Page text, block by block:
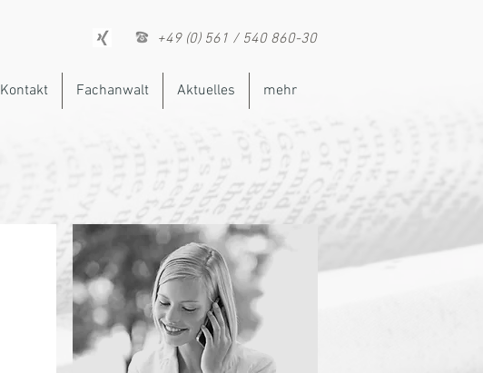
+49 (0) 561 / 540 860-30
Kontakt Fachanwalt Aktuelles mehr